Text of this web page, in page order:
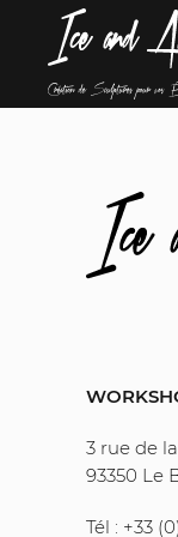
3 rue de
93350 Le
Tél : +33